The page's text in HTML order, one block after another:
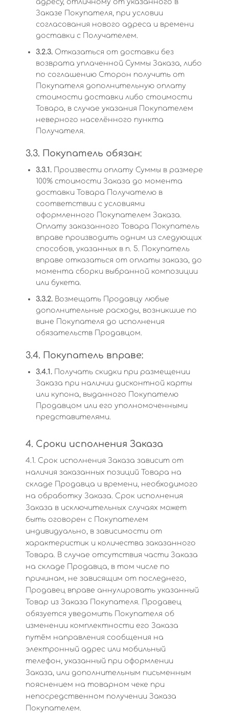
адресу, отличному от указанного в
Заказе Покупателя, при условии
согласования нового адреса и времени
доставки с Получателем.
3.2.3. Отказаться от доставки без
возврата уплаченной Суммы Заказа, либо
по соглашению Сторон получить от
Покупателя дополнительную оплату
стоимости доставки либо стоимости
Товара, в случае указания Покупателем
неверного населённого пункта
Получателя.
3.3. Покупатель обязан:
3.3.1. Произвести оплату Суммы в размере
100% стоимости Заказа до момента
доставки Товара Получателю в
соответствии с условиями
оформленного Покупателем Заказа.
Оплату заказанного Товара Покупатель
вправе производить одним из следующих
способов, указанных в п. 5. Покупатель
вправе отказаться от оплаты заказа, до
момента сборки выбранной композиции
или букета.
3.3.2. Возмещать Продавцу любые
дополнительные расходы, возникшие по
вине Покупателя до исполнения
обязательств Продавцом.
3.4. Покупатель вправе:
3.4.1. Получать скидки при размещении
Заказа при наличии дисконтной карты
или купона, выданного Покупателю
Продавцом или его уполномоченными
представителями.
4. Сроки исполнения Заказа
4.1. Срок исполнения Заказа зависит от
наличия заказанных позиций Товара на
складе Продавца и времени, необходимого
на обработку Заказа. Срок исполнения
Заказа в исключительных случаях может
быть оговорен с Покупателем
индивидуально, в зависимости от
характеристик и количества заказанного
Товара. В случае отсутствия части Заказа
на складе Продавца, в том числе по
причинам, не зависящим от последнего,
Продавец вправе аннулировать указанный
Товар из Заказа Покупателя. Продавец
обязуется уведомить Покупателя об
изменении комплектности его Заказа
путём направления сообщения на
электронный адрес или мобильный
телефон, указанный при оформлении
Заказа, или дополнительным письменным
пояснением на товарном чеке при
непосредственном получении Заказа
Покупателем.